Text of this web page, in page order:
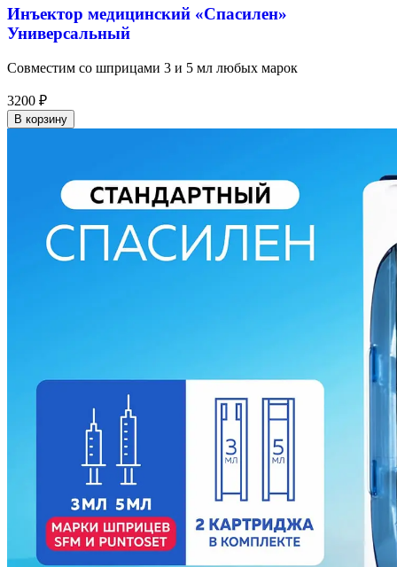
Инъектор медицинский «Спасилен»
Универсальный
Совместим со шприцами 3 и 5 мл любых марок
3200 ₽
В корзину